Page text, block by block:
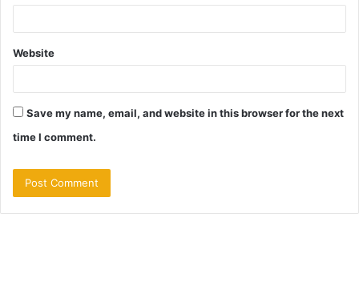
Website
Save my name, email, and website in this browser for the next
time I comment.